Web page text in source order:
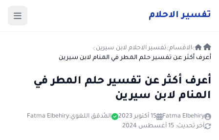
تفسير الاحلام
الاقسام تفسير الاحلام لابن سيرين
أعرف أكثر عن تفسير حلم المطر في المنام لابن سيرين
أعرف أكثر عن تفسير حلم المطر في
المنام لابن سيرين
Fatma Elbehiry 15 أكتوبر 2023 المُدقق اللغوي:Fatma Elbehiry
آخر تحديث: 15 أغسطس 2024